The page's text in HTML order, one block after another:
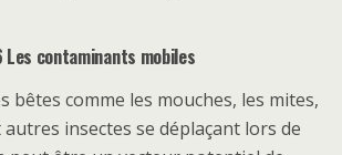
Les contaminants mobiles
bêtes comme les mouches, les mites,
insectes se déplaçant lors de